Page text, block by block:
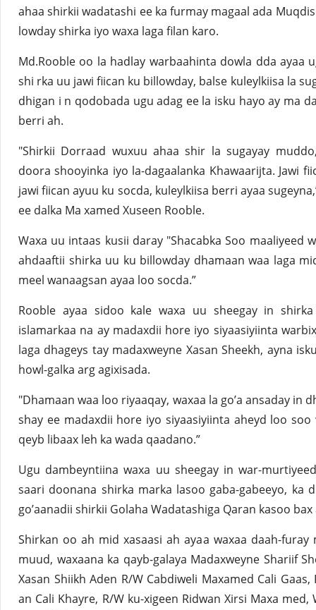
ahaa shirkii wadatashi ee ka furmay magaal ada
lowday shirka iyo waxa laga filan karo.
Md.Rooble oo la hadlay warbaahinta dowla dda ayaa
shi rka uu jawi fiican ku billowday, balse kuleylkiisa la
dhigan i n qodobada ugu adag ee la isku hayo ay ma
berri ah.
"Shirkii Dorraad wuxuu ahaa shir la sugayay
doora shooyinka iyo la-dagaalanka Khawaarijta. Jawi
jawi fiican ayuu ku socda, kuleylkiisa berri ayaa
ee dalka Ma xamed Xuseen Rooble.
Waxa uu intaas kusii daray "Shacabka Soo maaliyeed
ahdaaftii shirka uu ku billowday dhamaan waa laga
meel wanaagsan ayaa loo socda.”
Rooble ayaa sidoo kale waxa uu sheegay in
islamarkaa na ay madaxdii hore iyo siyaasiyiinta
laga dhageys tay madaxweyne Xasan Sheekh, ayna
howl-galka arg agixisada.
"Dhamaan waa loo riyaaqay, waxaa la go’a ansaday in
shay ee madaxdii hore iyo siyaasiyiinta aheyd loo
qeyb libaax leh ka wada qaadano.”
Ugu dambeyntiina waxa uu sheegay in war-
saari doonana shirka marka lasoo gaba-gabeeyo, ka
go’aanadii shirkii Golaha Wadatashiga Qaran kasoo
Shirkan oo ah mid xasaasi ah ayaa waxaa daah-furay
muud, waxaana ka qayb-galaya Madaxweyne Shariif
Xasan Shiikh Aden R/W Cabdiweli Maxamed Cali
an Cali Khayre, R/W ku-xigeen Ridwan Xirsi Maxa